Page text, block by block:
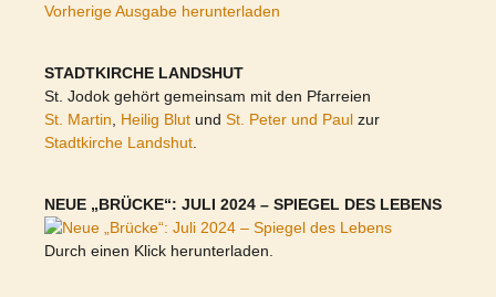
Vorherige Ausgabe herunterladen
STADTKIRCHE LANDSHUT
St. Jodok gehört gemeinsam mit den Pfarreien
St. Martin
Heilig Blut und St. Peter und Paul zur
Stadtkirche Landshut
NEUE „BRÜCKE“: JULI 2024 – SPIEGEL DES LEBENS
Durch einen Klick herunterladen.